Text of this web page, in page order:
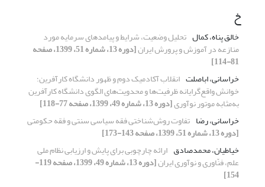
خ
خالق پناه، کمال تحلیل وضعیت، شرایط و پیامد‌های سرمایه مورد
منازعه در آموزش و پرورش ایران [دوره 13، شماره 51، 1399، صفحه
81-114]
خراسانی، اباصلت انقلاب آکادمیک دوم و ظهور دانشگاه کارآفرین؛
خوانش واقع‌گرایانه ظرفیت‌ها و محدویت‌های الگوی دانشگاه کارآفرین
به‌مثابه موتور نوآوری[دوره 13، شماره 49، 1399، صفحه 77-118]
خراسانی، رضا تفاوت روش‌شناختی فقه سیاسی سنتی و فقه حکومتی
[دوره 13، شماره 51، 1399، صفحه 143-173]
خیاطیان، محمدصادق ارائه چارچوبی برای پایش و ارزیابی نظام ملی
علم، فنّاوری و نوآوری ایران [دوره 13، شماره 49، 1399، صفحه 119-
154]